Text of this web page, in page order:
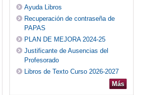
Ayuda Libros
Recuperación de contraseña de
PAPAS
PLAN DE MEJORA 2024-25
Justificante de Ausencias del
Profesorado
Libros de Texto Curso 2026-2027
Más